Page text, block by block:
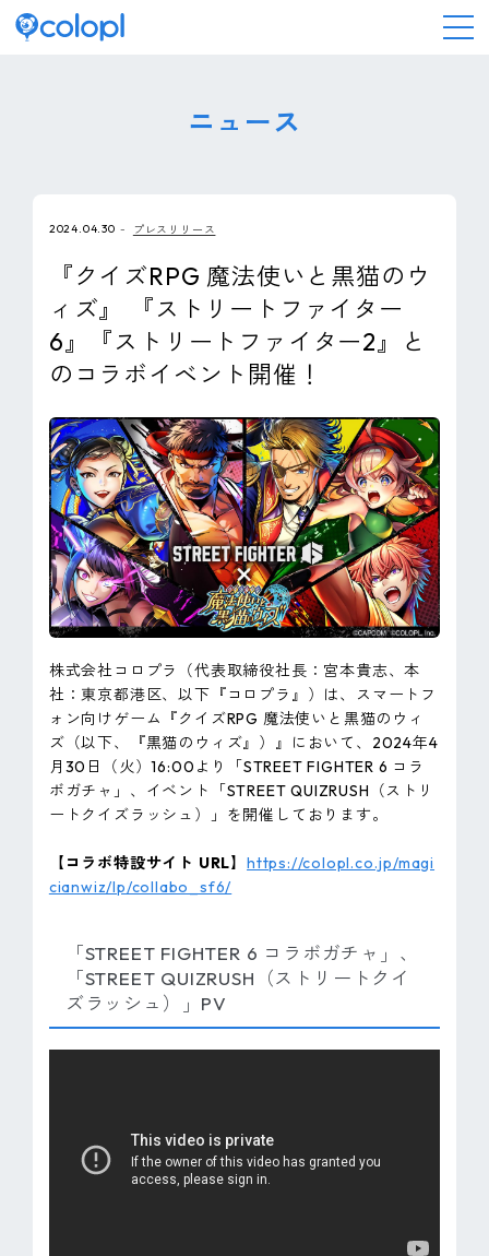
IR情報
採用情報
サステナビリティ
ピンマーク
EN
ニュース
2024.04.30 プレスリリース
『クイズRPG 魔法使いと黒猫のウ
ィズ』 『ストリートファイター
6』『ストリートファイター2』と
のコラボイベント開催！
株式会社コロプラ（代表取締役社長：宮本貴志、本
社：東京都港区、以下『コロプラ』）は、スマートフ
ォン向けゲーム『クイズRPG 魔法使いと黒猫のウィ
ズ（以下、『黒猫のウィズ』）』において、2024年4
月30日（火）16:00より「STREET FIGHTER 6 コラ
ボガチャ」、イベント「STREET QUIZRUSH（ストリ
ートクイズラッシュ）」を開催しております。
【コラボ特設サイト URL】https://colopl.co.jp/magi
cianwiz/lp/collabo_sf6/
「STREET FIGHTER 6 コラボガチャ」、
「STREET QUIZRUSH（ストリートクイ
ズラッシュ）」PV